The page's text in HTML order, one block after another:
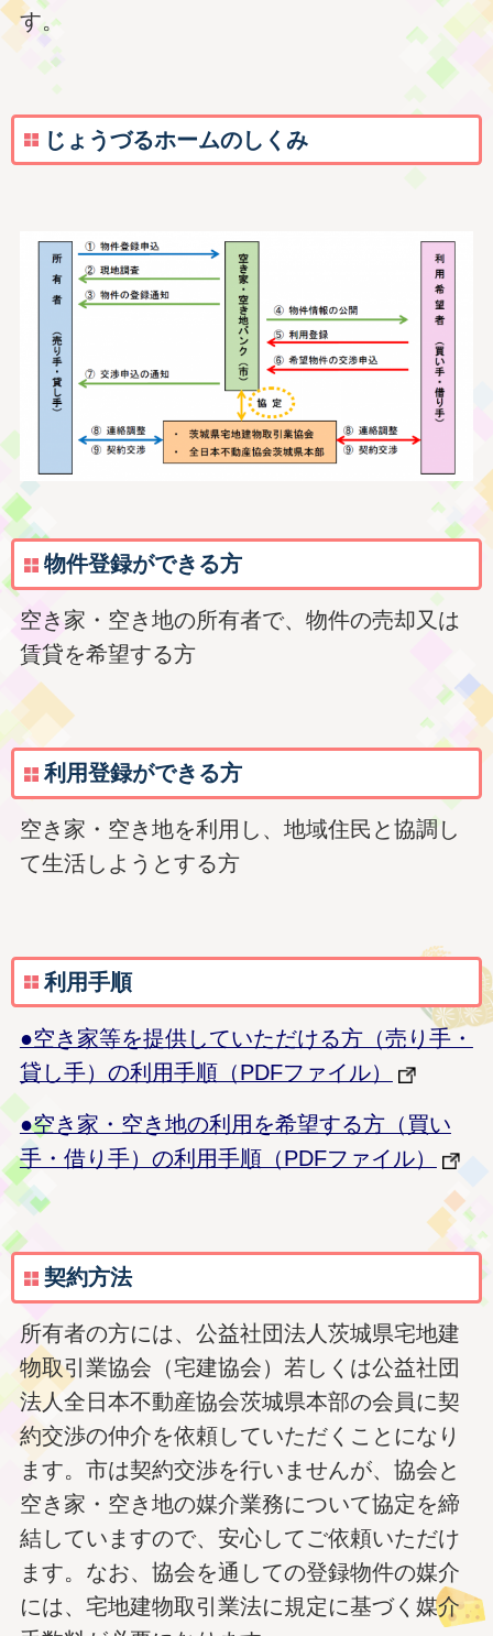
す。
じょうづるホームのしくみ
物件登録ができる方
空き家・空き地の所有者で、物件の売却又は
賃貸を希望する方
利用登録ができる方
空き家・空き地を利用し、地域住民と協調し
て生活しようとする方
利用手順
●空き家等を提供していただける方（売り手・
貸し手）の利用手順（PDFファイル）
●空き家・空き地の利用を希望する方（買い
手・借り手）の利用手順（PDFファイル）
契約方法
所有者の方には、公益社団法人茨城県宅地建
物取引業協会（宅建協会）若しくは公益社団
法人全日本不動産協会茨城県本部の会員に契
約交渉の仲介を依頼していただくことになり
ます。市は契約交渉を行いませんが、協会と
空き家・空き地の媒介業務について協定を締
結していますので、安心してご依頼いただけ
ます。なお、協会を通しての登録物件の媒介
には、宅地建物取引業法に規定に基づく媒介